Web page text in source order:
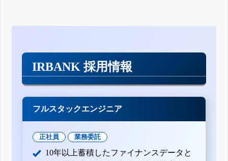
IRBANK 採用情報
フルスタックエンジニア
正社員 業務委託
10年以上蓄積したファイナンスデータと